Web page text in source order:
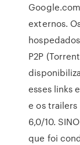
externos.
P2P
esses links
e os
6,0/10.
que foi